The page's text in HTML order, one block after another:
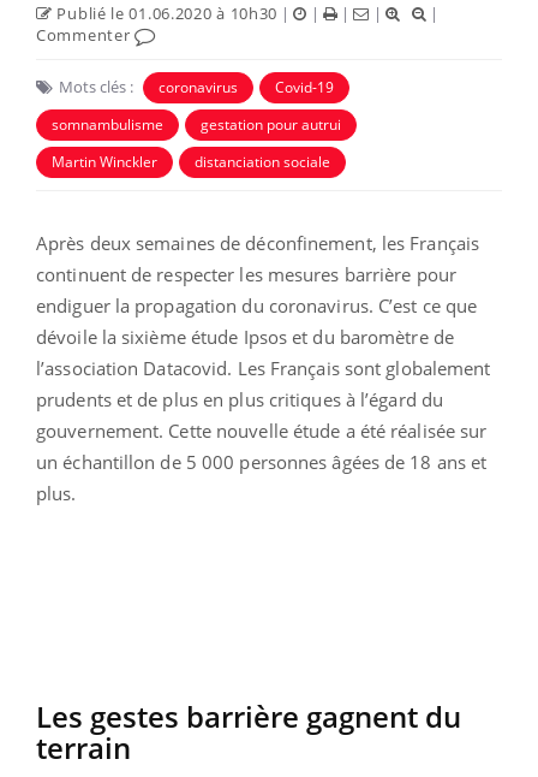
Publié le 01.06.2020 à 10h30 | | | |
|
Commenter
Mots clés : coronavirus
Covid-19
somnambulisme
gestation pour autrui
Martin Winckler
distanciation sociale
Après deux semaines de déconfinement, les Français
continuent de respecter les mesures barrière pour
endiguer la propagation du coronavirus. C’est ce que
dévoile la sixième étude Ipsos et du baromètre de
l’association Datacovid. Les Français sont globalement
prudents et de plus en plus critiques à l’égard du
gouvernement. Cette nouvelle étude a été réalisée sur
un échantillon de 5 000 personnes âgées de 18 ans et
plus.
Les gestes barrière gagnent du
terrain